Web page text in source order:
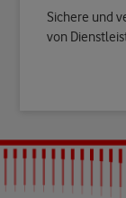
Sichere und
von